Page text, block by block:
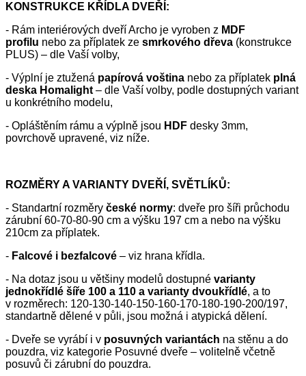
KONSTRUKCE KŘÍDLA DVEŘÍ:
- Rám interiérových dveří Archo je vyroben z MDF
profilu nebo za příplatek ze smrkového dřeva (konstrukce
PLUS) – dle Vaší volby,
- Výplní je ztužená papírová voština nebo za příplatek plná
deska Homalight – dle Vaší volby, podle dostupných variant
u konkrétního modelu,
- Opláštěním rámu a výplně jsou HDF desky 3mm,
povrchově upravené, viz níže.
ROZMĚRY A VARIANTY DVEŘÍ, SVĚTLÍKŮ:
- Standartní rozměry české normy: dveře pro šíři průchodu
zárubní 60-70-80-90 cm a výšku 197 cm a nebo na výšku
210cm za příplatek.
- Falcové i bezfalcové – viz hrana křídla.
- Na dotaz jsou u většiny modelů dostupné varianty
jednokřídlé šíře 100 a 110 a varianty dvoukřídlé, a to
v rozměrech: 120-130-140-150-160-170-180-190-200/197,
standartně dělené v půli, jsou možná i atypická dělení.
- Dveře se vyrábí i v posuvných variantách na stěnu a do
pouzdra, viz kategorie Posuvné dveře – volitelně včetně
posuvů či zárubní do pouzdra.